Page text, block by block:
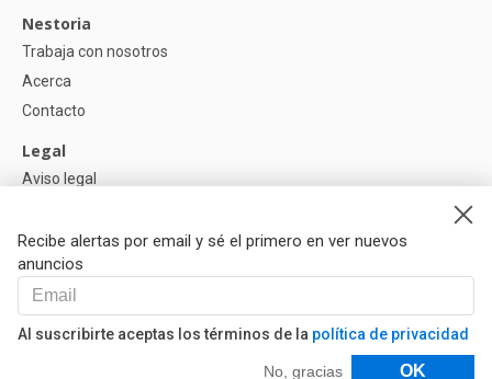
Recibe alertas por email y sé el primero en ver nuevos
anuncios
Al suscribirte aceptas los términos de la política de privacidad
No, gracias OK
Filtros
Nestoria
Trabaja con nosotros
Acerca
Contacto
Legal
Aviso legal
Política de Cookies
Ayuda
Preguntas
Nuestros Partners